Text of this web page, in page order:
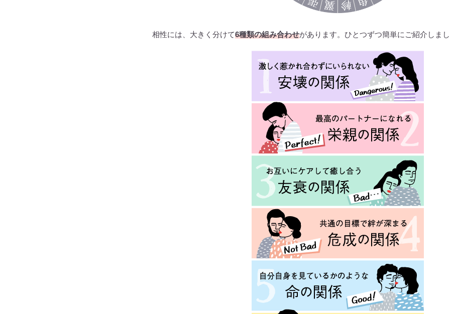
相性には、大きく分けて6種類の組み合わせがあります。ひとつずつ簡単にご紹介しま